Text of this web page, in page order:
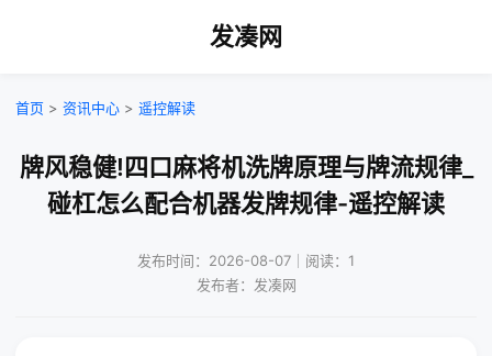
发凑网
首页 > 资讯中心 > 遥控解读
牌风稳健!四口麻将机洗牌原理与牌流规律_
碰杠怎么配合机器发牌规律-遥控解读
发布时间：2026-08-07｜阅读：1
发布者：发凑网